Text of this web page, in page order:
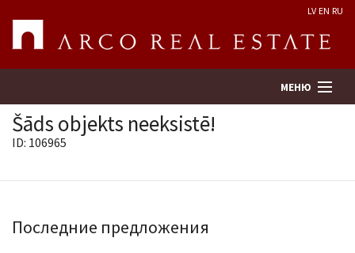
LV EN RU
МЕНЮ
Предприятие
Šāds objekts neeksistē!
ID: 106965
Последние предложения